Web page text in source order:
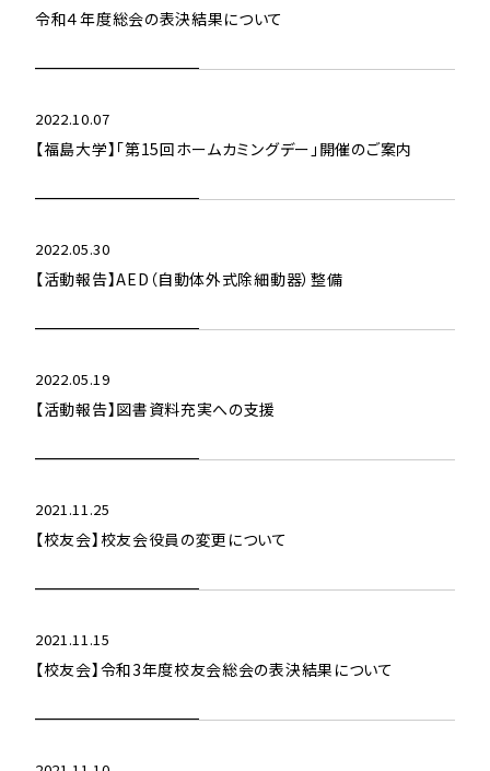
令和４年度総会の表決結果について
2022.10.07
【福島大学】「第15回ホームカミングデー」開催のご案内
2022.05.30
【活動報告】AED（自動体外式除細動器）整備
2022.05.19
【活動報告】図書資料充実への支援
2021.11.25
【校友会】校友会役員の変更について
2021.11.15
【校友会】令和3年度校友会総会の表決結果について